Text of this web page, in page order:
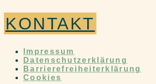
KONTAKT
Impressum
Datenschutzerklärung
Barrierefreiheiterklärung
Cookies